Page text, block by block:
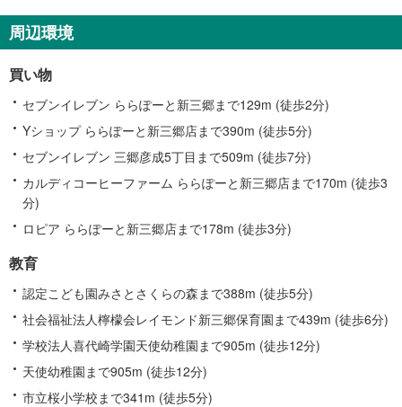
周辺環境
買い物
セブンイレブン ららぽーと新三郷まで129m (徒歩2分)
Yショップ ららぽーと新三郷店まで390m (徒歩5分)
セブンイレブン 三郷彦成5丁目まで509m (徒歩7分)
カルディコーヒーファーム ららぽーと新三郷店まで170m (徒歩3
分)
ロピア ららぽーと新三郷店まで178m (徒歩3分)
教育
認定こども園みさとさくらの森まで388m (徒歩5分)
社会福祉法人檸檬会レイモンド新三郷保育園まで439m (徒歩6分)
学校法人喜代崎学園天使幼稚園まで905m (徒歩12分)
天使幼稚園まで905m (徒歩12分)
市立桜小学校まで341m (徒歩5分)